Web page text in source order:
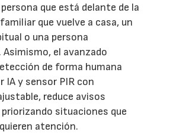
que está delante de la
que vuelve a casa, un
o una persona
Asimismo, el avanzado
de forma humana
IA y sensor PIR con
reduce avisos
situaciones que
atención.